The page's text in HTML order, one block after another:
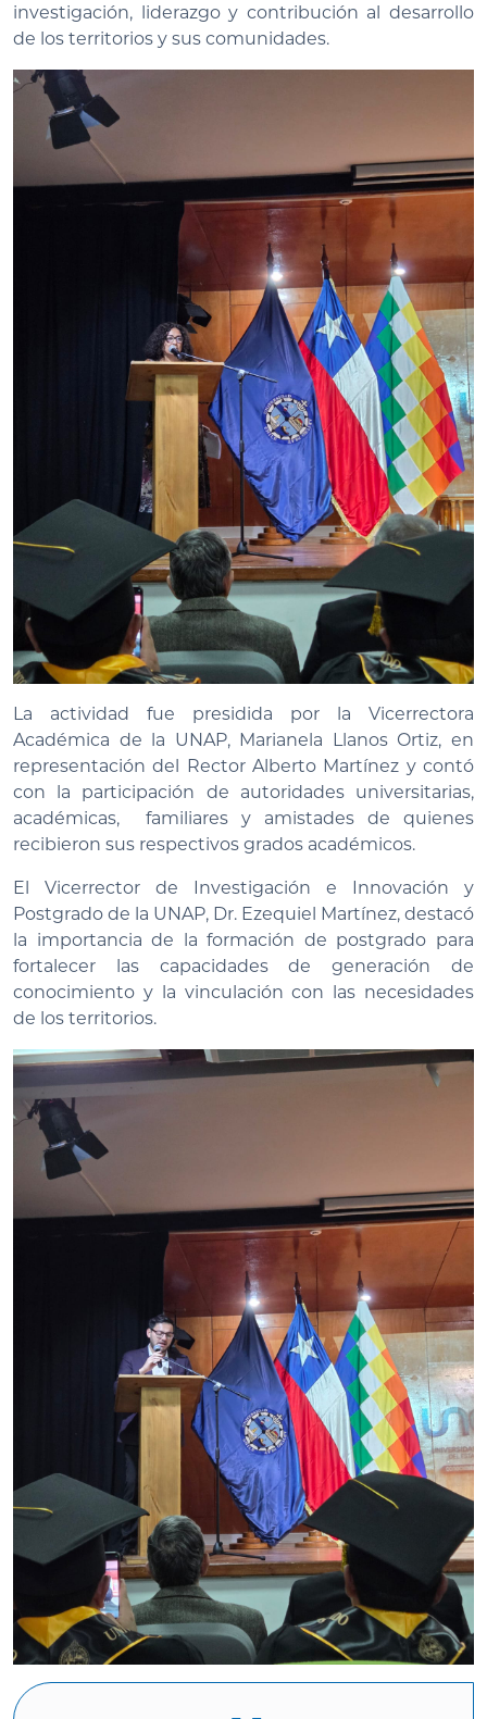
investigación, liderazgo y contribución al desarrollo
de los territorios y sus comunidades.
La actividad fue presidida por la Vicerrectora
Académica de la UNAP, Marianela Llanos Ortiz, en
representación del Rector Alberto Martínez y contó
con la participación de autoridades universitarias,
académicas, familiares y amistades de quienes
recibieron sus respectivos grados académicos.
El Vicerrector de Investigación e Innovación y
Postgrado de la UNAP, Dr. Ezequiel Martínez, destacó
la importancia de la formación de postgrado para
fortalecer las capacidades de generación de
conocimiento y la vinculación con las necesidades
de los territorios.